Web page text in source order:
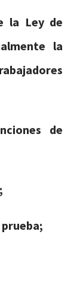
la Ley de
la
de